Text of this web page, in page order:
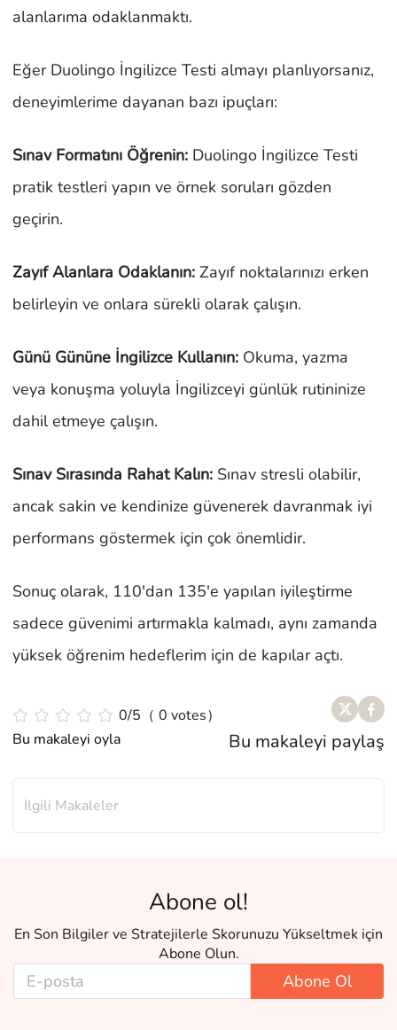
alanlarıma odaklanmaktı.
Eğer Duolingo İngilizce Testi almayı planlıyorsanız,
deneyimlerime dayanan bazı ipuçları:
Sınav Formatını Öğrenin: Duolingo İngilizce Testi
pratik testleri yapın ve örnek soruları gözden
geçirin.
Zayıf Alanlara Odaklanın: Zayıf noktalarınızı erken
belirleyin ve onlara sürekli olarak çalışın.
Günü Gününe İngilizce Kullanın: Okuma, yazma
veya konuşma yoluyla İngilizceyi günlük rutininize
dahil etmeye çalışın.
Sınav Sırasında Rahat Kalın: Sınav stresli olabilir,
ancak sakin ve kendinize güvenerek davranmak iyi
performans göstermek için çok önemlidir.
Sonuç olarak, 110'dan 135'e yapılan iyileştirme
sadece güvenimi artırmakla kalmadı, aynı zamanda
yüksek öğrenim hedeflerim için de kapılar açtı.
0/5（ 0 votes）
Bu makaleyi oyla
Bu makaleyi paylaş
İlgili Makaleler
Abone ol!
En Son Bilgiler ve Stratejilerle Skorunuzu Yükseltmek için
Abone Olun.
Abone Ol